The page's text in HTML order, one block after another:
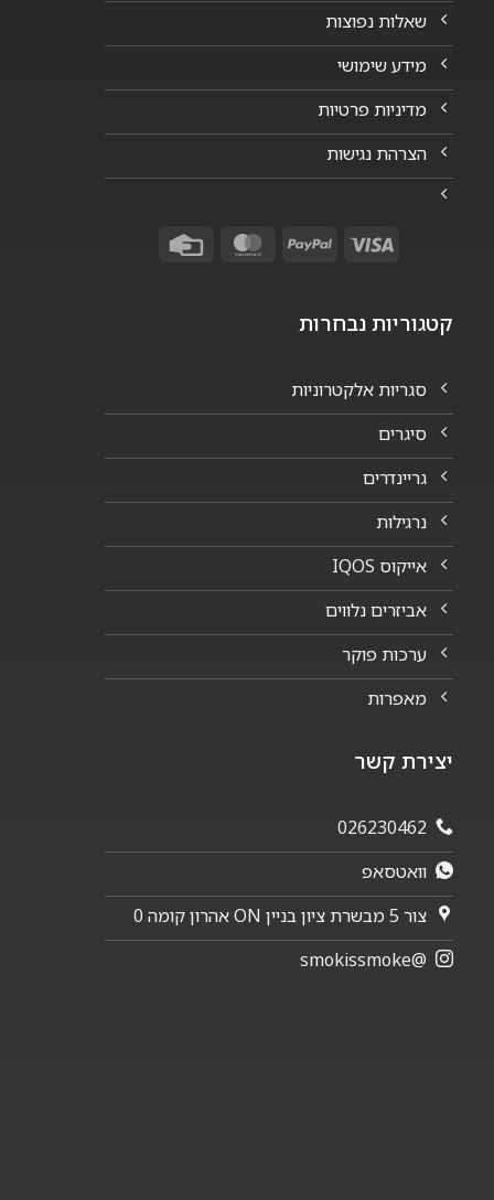
שאלות נפוצות
מידע שימושי
מדיניות פרטיות
הצרהת נגישות
Visa
PayPal
MasterCard
קטגוריות נבחרות
סגריות אלקטרוניות
סיגרים
גריינדרים
נרגילות
אייקוס IQOS
אביזרים נלווים
ערכות פוקר
מאפרות
יצירת קשר
026230462
וואטסאפ
צור 5 מבשרת ציון בניין ON אהרון קומה 0
@smokissmoke